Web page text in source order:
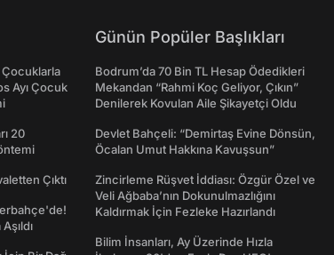
Çocuklarla
Ayı Çocuk
20
Çıktı
Günün Popüler Başlıkları
Bodrum’da 70 Bin TL Hesap Ödedikleri
Mekandan “Rahmi Koç Geliyor, Çıkın”
Denilerek Kovulan Aile Şikayetçi Oldu
Devlet Bahçeli: “Demirtaş Evine Dönsün,
Öcalan Umut Hakkına Kavuşsun”
Zincirleme Rüşvet İddiası: Özgür Özel ve
Veli Ağbaba’nın Dokunulmazlığını
Kaldırmak İçin Fezleke Hazırlandı
Bilim İnsanları, Ay Üzerinde Hızla